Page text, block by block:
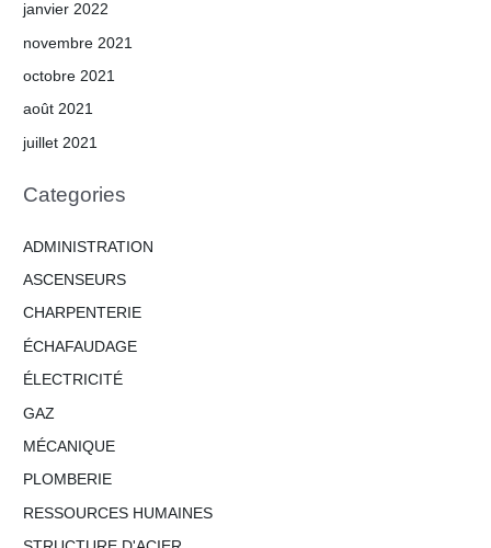
janvier 2022
novembre 2021
octobre 2021
août 2021
juillet 2021
Categories
ADMINISTRATION
ASCENSEURS
CHARPENTERIE
ÉCHAFAUDAGE
ÉLECTRICITÉ
GAZ
MÉCANIQUE
PLOMBERIE
RESSOURCES HUMAINES